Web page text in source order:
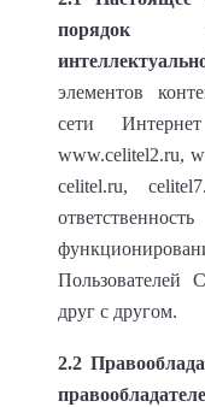
порядок
элементов
сети
www.celitel2.ru,
celitel.ru,
Пользователей
друг с другом.
2.2